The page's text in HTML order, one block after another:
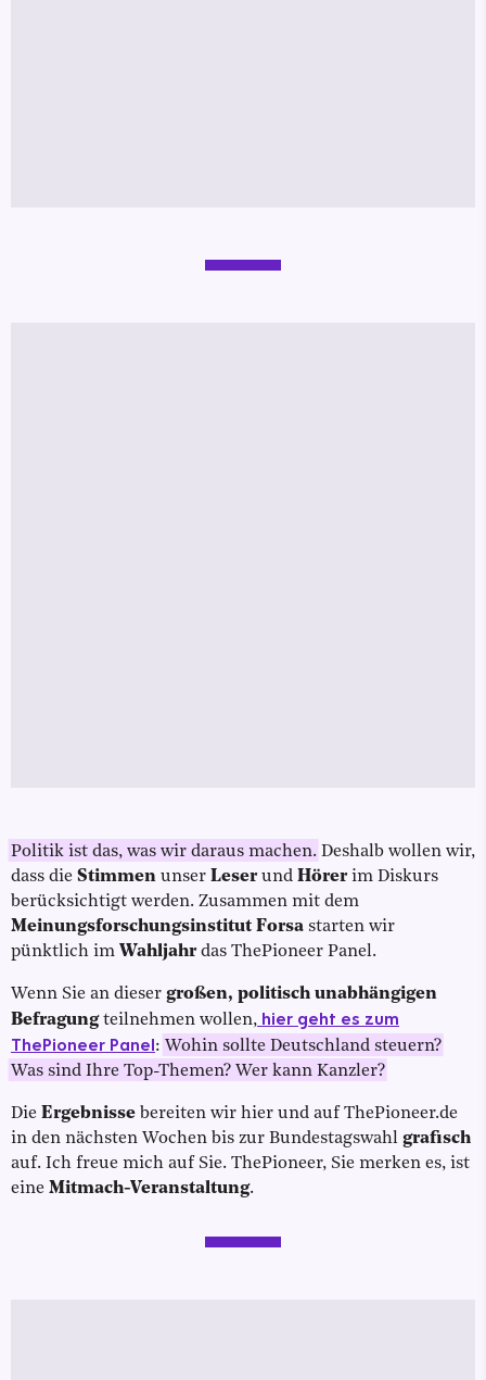
Politik ist das, was wir daraus machen. Deshalb wollen wir,
dass die Stimmen unser Leserund Hörerim Diskurs
berücksichtigt werden. Zusammen mit dem
Meinungsforschungsinstitut Forsa starten wir
pünktlich im Wahljahrdas ThePioneer Panel.
Wenn Sie an dieser großen, politisch unabhängigen
Befragungteilnehmen wollen, hier geht es zum
ThePioneer Panel: Wohin sollte Deutschland steuern?
Was sind Ihre Top-Themen? Wer kann Kanzler?
Die Ergebnisse bereiten wir hier und auf ThePioneer.de
in den nächsten Wochen bis zur Bundestagswahl grafisch
auf. Ich freue mich auf Sie. ThePioneer, Sie merken es, ist
eine Mitmach-Veranstaltung.